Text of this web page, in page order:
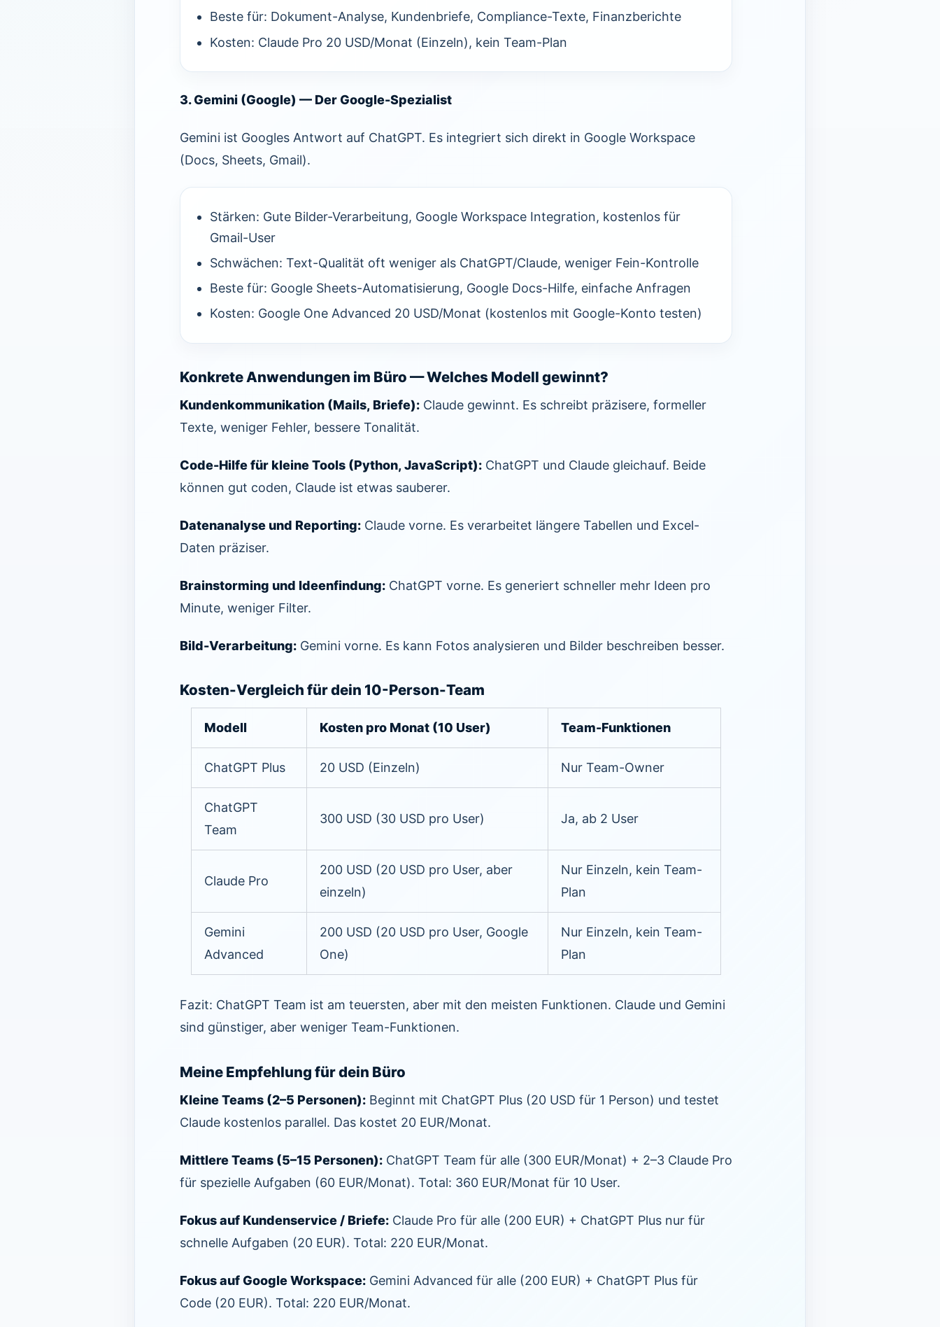
Beste für: Dokument-Analyse, Kundenbriefe, Compliance-Texte, Finanzberichte
Kosten: Claude Pro 20 USD/Monat (Einzeln), kein Team-Plan
3. Gemini (Google) — Der Google-Spezialist
Gemini ist Googles Antwort auf ChatGPT. Es integriert sich direkt in Google Workspace
(Docs, Sheets, Gmail).
Stärken: Gute Bilder-Verarbeitung, Google Workspace Integration, kostenlos für
Gmail-User
Schwächen: Text-Qualität oft weniger als ChatGPT/Claude, weniger Fein-Kontrolle
Beste für: Google Sheets-Automatisierung, Google Docs-Hilfe, einfache Anfragen
Kosten: Google One Advanced 20 USD/Monat (kostenlos mit Google-Konto testen)
Konkrete Anwendungen im Büro — Welches Modell gewinnt?
Kundenkommunikation (Mails, Briefe): Claude gewinnt. Es schreibt präzisere, formeller
Texte, weniger Fehler, bessere Tonalität.
Code-Hilfe für kleine Tools (Python, JavaScript): ChatGPT und Claude gleichauf. Beide
können gut coden, Claude ist etwas sauberer.
Datenanalyse und Reporting: Claude vorne. Es verarbeitet längere Tabellen und Excel-
Daten präziser.
Brainstorming und Ideenfindung: ChatGPT vorne. Es generiert schneller mehr Ideen pro
Minute, weniger Filter.
Bild-Verarbeitung: Gemini vorne. Es kann Fotos analysieren und Bilder beschreiben besser.
Kosten-Vergleich für dein 10-Person-Team
Modell Kosten pro Monat (10 User) Team-Funktionen
ChatGPT Plus 20 USD (Einzeln) Nur Team-Owner
ChatGPT
Team
300 USD (30 USD pro User) Ja, ab 2 User
Claude Pro
200 USD (20 USD pro User, aber
einzeln)
Nur Einzeln, kein Team-
Plan
Gemini
Advanced
200 USD (20 USD pro User, Google
One)
Nur Einzeln, kein Team-
Plan
Fazit: ChatGPT Team ist am teuersten, aber mit den meisten Funktionen. Claude und Gemini
sind günstiger, aber weniger Team-Funktionen.
Meine Empfehlung für dein Büro
Kleine Teams (2–5 Personen): Beginnt mit ChatGPT Plus (20 USD für 1 Person) und testet
Claude kostenlos parallel. Das kostet 20 EUR/Monat.
Mittlere Teams (5–15 Personen): ChatGPT Team für alle (300 EUR/Monat) + 2–3 Claude Pro
für spezielle Aufgaben (60 EUR/Monat). Total: 360 EUR/Monat für 10 User.
Fokus auf Kundenservice / Briefe: Claude Pro für alle (200 EUR) + ChatGPT Plus nur für
schnelle Aufgaben (20 EUR). Total: 220 EUR/Monat.
Fokus auf Google Workspace: Gemini Advanced für alle (200 EUR) + ChatGPT Plus für
Code (20 EUR). Total: 220 EUR/Monat.